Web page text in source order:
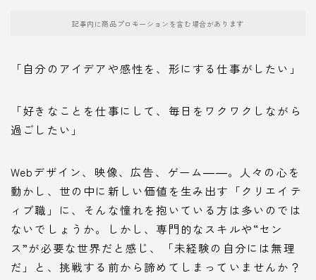
記事内に商品プロモーションを含む場合があります
「自分のアイデアや感性を、形にする仕事がしたい」
「好きなことを仕事にして、毎日をワクワクしながら
過ごしたい」
Webデザイン、映像、広告、ゲーム――。人々の心を
動かし、世の中に新しい価値を生み出す「クリエイテ
ィブ職」に、そんな憧れを抱いている方は多いのでは
ないでしょうか。しかし、専門的なスキルや“セン
ス”が必要な世界だと感じ、「未経験の自分には無理
だ」と、挑戦する前から諦めてしまっていませんか？